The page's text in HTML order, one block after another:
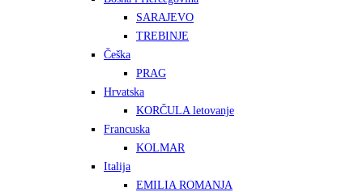
SARAJEVO
TREBINJE
Češka
PRAG
Hrvatska
KORČULA letovanje
Francuska
KOLMAR
Italija
EMILIA ROMANJA